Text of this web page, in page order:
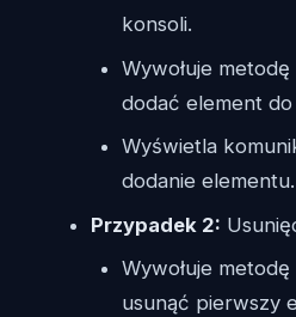
konsoli.
Wywołuje metodę
dodać element
Wyświetla
dodanie elementu.
Przypadek 2:
Wywołuje metodę
usunąć pierwszy